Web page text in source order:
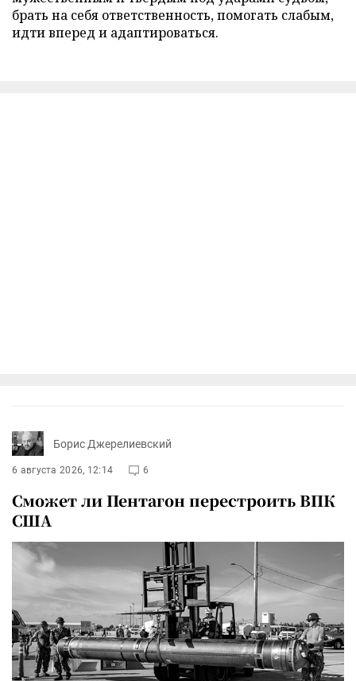
брать на себя ответственность, помогать слабым,
идти вперед и адаптироваться.
Борис Джерелиевский
6 августа 2026, 12:14 6
Сможет ли Пентагон перестроить ВПК
США